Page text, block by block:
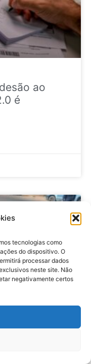
tecnologias como
do dispositivo. O
processar dados
neste site. Não
negativamente certos
ao
é
trabalho